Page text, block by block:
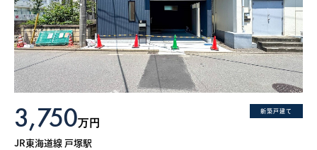
新築戸建て
3,750万円
JR東海道線 戸塚駅